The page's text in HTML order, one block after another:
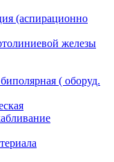
(аспирационно
железы
( оборуд.